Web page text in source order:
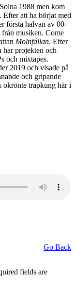
1988 men kom
att ha börjat med
första halvan av 00-
musiken. Come
Molnfällan. Efter
har projekten och
och mixtapes.
2019 och visade på
och gripande
okrönte trapkung här i
Go Back
fields are